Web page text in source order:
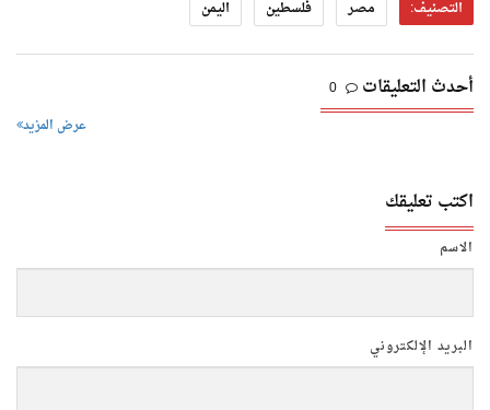
التصنيف: مصر فلسطين اليمن
أحدث التعليقات 0
عرض المزيد
اكتب تعليقك
الاسم
البريد الإلكتروني